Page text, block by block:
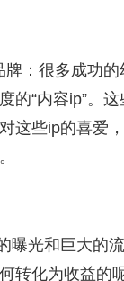
牌：很多成功
的“内容ip”。
这些ip的喜爱
曝光和巨大的
转化为收益的